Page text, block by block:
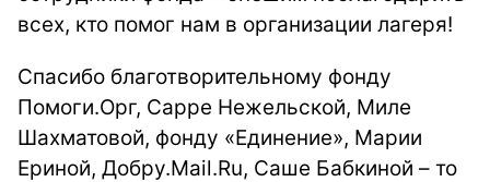
всех, кто помог нам в организации лагеря!
Спасибо благотворительному фонду
Помоги.Орг, Сарре Нежельской, Миле
Шахматовой, фонду «Единение», Марии
Ериной, Добру.Mail.Ru, Саше Бабкиной – то